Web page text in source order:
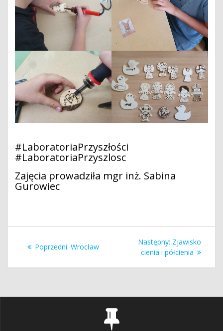
#LaboratoriaPrzyszłości
#LaboratoriaPrzyszlosc
Zajęcia prowadziła mgr inż. Sabina
Gurowiec
wpisu
Poprzedni: Poprzedni
Wrocław
Następny: Następny
wpis:
Zjawisko
cienia i półcienia